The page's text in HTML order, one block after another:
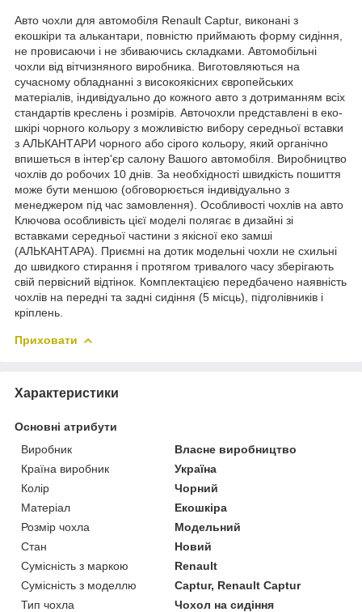
Авто чохли для автомобіля Renault Captur, виконані з
екошкіри та алькантари, повністю приймають форму сидіння,
не провисаючи і не збиваючись складками. Автомобільні
чохли від вітчизняного виробника. Виготовляються на
сучасному обладнанні з високоякісних європейських
матеріалів, індивідуально до кожного авто з дотриманням всіх
стандартів креслень і розмірів. Авточохли представлені в еко-
шкірі чорного кольору з можливістю вибору середньої вставки
з АЛЬКАНТАРИ чорного або сірого кольору, який органічно
впишеться в інтер'єр салону Вашого автомобіля. Виробництво
чохлів до робочих 10 днів. За необхідності швидкість пошиття
може бути меншою (обговорюється індивідуально з
менеджером під час замовлення). Особливості чохлів на авто
Ключова особливість цієї моделі полягає в дизайні зі
вставками середньої частини з якісної еко замші
(АЛЬКАНТАРА). Приємні на дотик модельні чохли не схильні
до швидкого стирання і протягом тривалого часу зберігають
свій первісний відтінок. Комплектацією передбачено наявність
чохлів на передні та задні сидіння (5 місць), підголівників і
кріплень.
Приховати
Характеристики
Основні атрибути
Виробник
Власне виробництво
Країна виробник
Україна
Колір
Чорний
Матеріал
Екошкіра
Розмір чохла
Модельний
Стан
Новий
Сумісність з маркою
Renault
Сумісність з моделлю
Captur, Renault Captur
Тип чохла
Чохол на сидіння